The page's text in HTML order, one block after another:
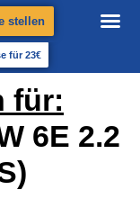
stellen
für 23€
für:
6E 2.2